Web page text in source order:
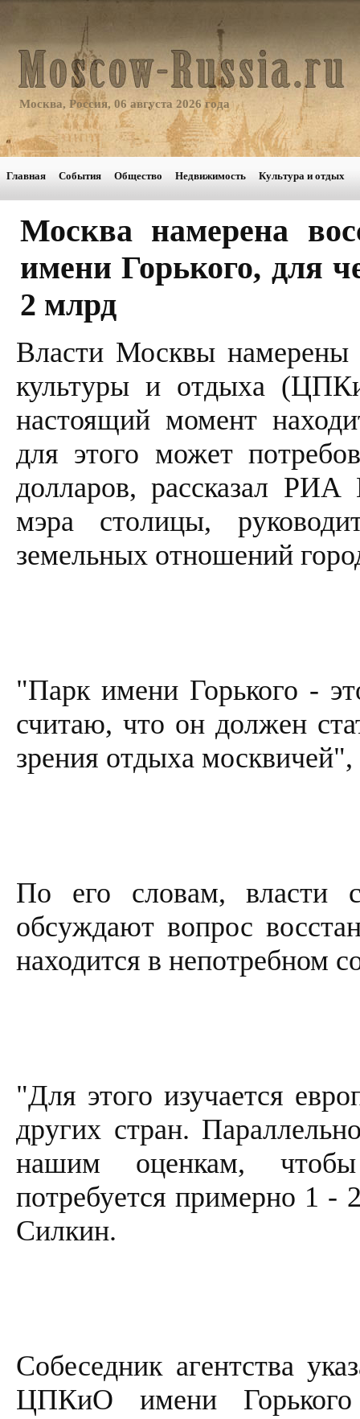
Москва, Россия, 06 августа 2026 года
Главная События Общество Недвижимость Культура и отдых
Москва намерена
имени Горького, для
2 млрд
Власти Москвы намерены
культуры и отдыха
настоящий момент
для этого может
долларов, рассказал РИА
мэра столицы,
земельных отношений
"Парк имени Горького -
считаю, что он должен
зрения отдыха
По его словам, власти
обсуждают вопрос
находится в непотребном
"Для этого изучается
других стран.
нашим оценкам,
потребуется примерно 1 -
Силкин.
Собеседник агентства
ЦПКиО имени Горького